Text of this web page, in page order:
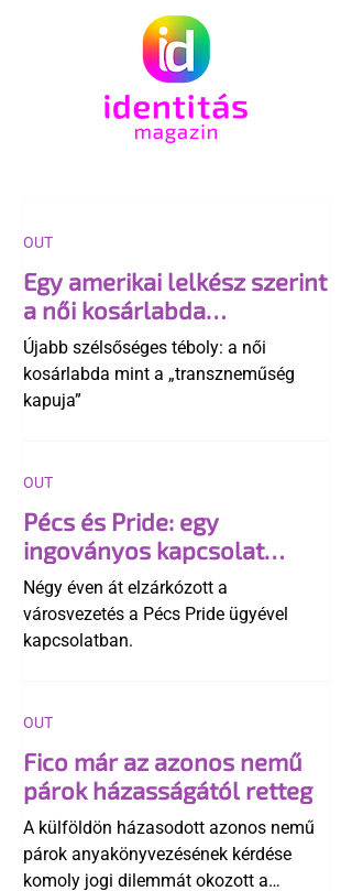
Egy amerikai lelkész szerint
a női kosárlabda
transzneműséghez vezet
Újabb szélsőséges téboly: a női
kosárlabda mint a „transzneműség
kapuja”
OUT
Pécs és Pride: egy
ingoványos kapcsolat
története
Négy éven át elzárkózott a
városvezetés a Pécs Pride ügyével
kapcsolatban.
OUT
Fico már az azonos nemű
párok házasságától retteg
A külföldön házasodott azonos nemű
párok anyakönyvezésének kérdése
komoly jogi dilemmát okozott a
OUT